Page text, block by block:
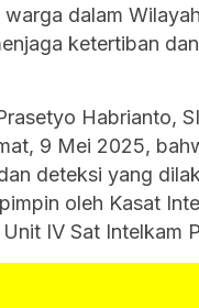
dalam
ketertiban
Habrianto,
9 Mei 2025,
deteksi yang
oleh Kasat
IV Sat Intelkam